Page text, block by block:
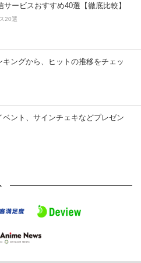
サービスおすすめ40選【徹底比較】
20選
キングから、ヒットの推移をチェッ
ベント、サインチェキなどプレゼン